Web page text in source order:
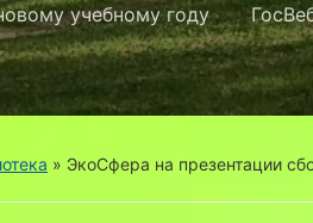
учебному году
» ЭкоСфера на презентации